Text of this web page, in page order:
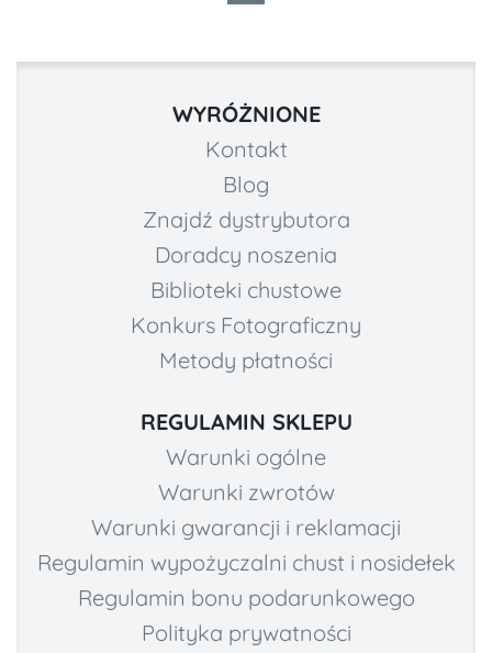
WYRÓŻNIONE
Kontakt
Blog
Znajdź dystrybutora
Doradcy noszenia
Biblioteki chustowe
Konkurs Fotograficzny
Metody płatności
REGULAMIN SKLEPU
Warunki ogólne
Warunki zwrotów
Warunki gwarancji i reklamacji
Regulamin wypożyczalni chust i nosidełek
Regulamin bonu podarunkowego
Polityka prywatności